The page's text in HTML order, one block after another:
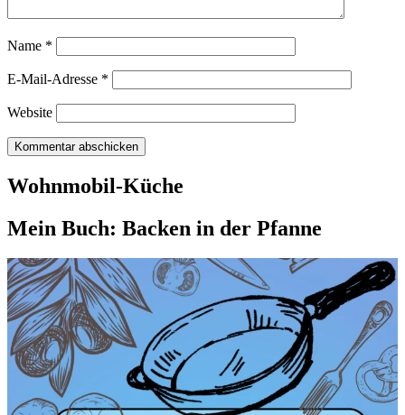
Name *
E-Mail-Adresse *
Website
Wohnmobil-Küche
Mein Buch: Backen in der Pfanne